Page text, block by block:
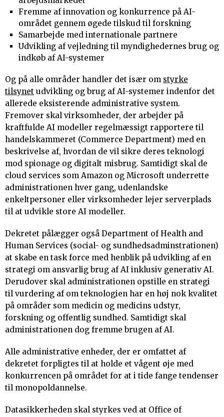
Fremme af innovation og konkurrence på AI-
området gennem øgede tilskud til forskning
Samarbejde med internationale partnere
Udvikling af vejledning til myndighedernes brug og
indkøb af AI-systemer
Og på alle områder handler det især om styrke
tilsynet udvikling og brug af AI-systemer indenfor det
allerede eksisterende administrative system.
Fremover skal virksomheder, der arbejder på
kraftfulde AI modeller regelmæssigt rapportere til
handelskammeret (Commerce Department) med en
beskrivelse af, hvordan de vil sikre deres teknologi
mod spionage og digitalt misbrug. Samtidigt skal de
cloud services som Amazon og Microsoft underrette
administrationen hver gang, udenlandske
enkeltpersoner eller virksomheder lejer serverplads
til at udvikle store AI modeller.
Dekretet pålægger også Department of Health and
Human Services (social- og sundhedsadminstrationen)
at skabe en task force med henblik på udvikling af en
strategi om ansvarlig brug af AI inklusiv generativ AI.
Derudover skal administrationen opstille en strategi
til vurdering af om teknologien har en høj nok kvalitet
på områder som medicin og medicins udstyr,
forskning og offentlig sundhed. Samtidigt skal
administrationen dog fremme brugen af AI.
Alle administrative enheder, der er omfattet af
dekretet forpligtes til at holde et vågent øje med
konkurrencen på området for at i tide fange tendenser
til monopoldannelse.
Datasikkerheden skal styrkes ved at Office of